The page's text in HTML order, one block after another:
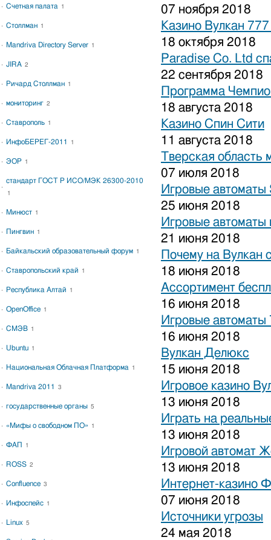
07 ноября 2018
Казино Вулкан
18 октября 2018
Paradise Co. Ltd
22 сентября 2018
Программа
18 августа 2018
Казино Спин Сити
11 августа 2018
Тверская область
07 июля 2018
Игровые автоматы
25 июня 2018
Игровые
21 июня 2018
Почему на Вулкан
18 июня 2018
Ассортимент
16 июня 2018
Игровые автоматы
16 июня 2018
Вулкан Делюкс
15 июня 2018
Игровое казино
13 июня 2018
Играть на
13 июня 2018
Игровой автомат
13 июня 2018
Интернет-казино
07 июня 2018
Источники угрозы
24 мая 2018
Счетная палата 1
Столлман 1
Mandriva Directory Server 1
JIRA 2
Ричард Столлман 1
мониторинг 2
Ставрополь 1
ИнфоБЕРЕГ-2011 1
ЭОР 1
стандарт ГОСТ Р ИСО/МЭК 26300-2010
1
Минюст 1
Пингвин 1
Байкальский образовательный форум 1
Ставропольский край 1
Республика Алтай 1
OpenOffice 1
СМЭВ 1
Ubuntu 1
Национальная Облачная Платформа 1
Mandriva 2011 3
государственные органы 5
«Мифы о свободном ПО» 1
ФАП 1
ROSS 2
Confluence 3
Инфоспейс 1
Linux 5